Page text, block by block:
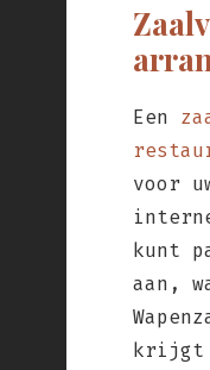
Een
voor
kunt
aan,
krijgt